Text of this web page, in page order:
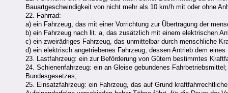
Bauartgeschwindigkeit von nicht mehr als 10 km/h mit oder ohne
22. Fahrrad:
a) ein Fahrzeug, das mit einer Vorrichtung zur Übertragung der
b) ein Fahrzeug nach lit. a, das zusätzlich mit einem elektrischen
c) ein zweirädriges Fahrzeug, das unmittelbar durch menschliche
d) ein elektrisch angetriebenes Fahrzeug, dessen Antrieb dem
23. Lastfahrzeug: ein zur Beförderung von Gütern bestimmtes
24. Schienenfahrzeug: ein an Gleise gebundenes
Bundesgesetzes;
25. Einsatzfahrzeug: ein Fahrzeug, das auf Grund